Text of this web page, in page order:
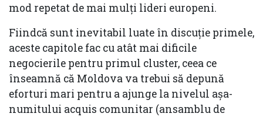
mod repetat de mai mulți lideri europeni.
Fiindcă sunt inevitabil luate în discuție primele,
aceste capitole fac cu atât mai dificile
negocierile pentru primul cluster, ceea ce
înseamnă că Moldova va trebui să depună
eforturi mari pentru a ajunge la nivelul așa-
numitului acquis comunitar (ansamblu de